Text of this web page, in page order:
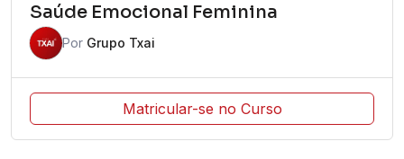
Saúde Emocional Feminina
Por Grupo Txai
Matricular-se no Curso